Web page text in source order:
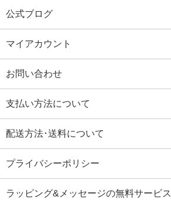
公式ブログ
マイアカウント
お問い合わせ
支払い方法について
配送方法･送料について
プライバシーポリシー
ラッピング&メッセージの無料サービス